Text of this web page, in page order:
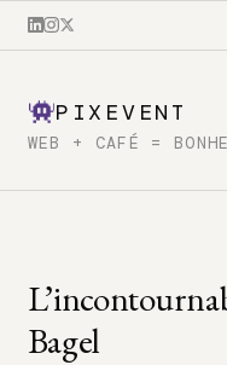
PIXEVENT
WEB + CAFÉ =
Bagel